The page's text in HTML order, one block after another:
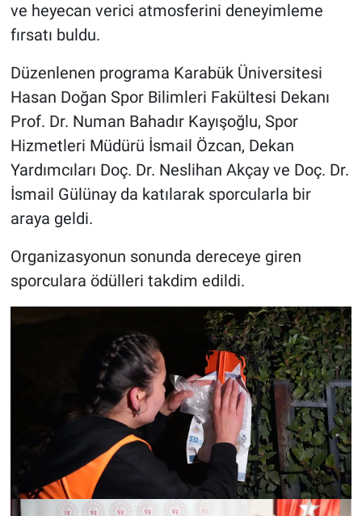
ve heyecan verici atmosferini deneyimleme
fırsatı buldu.
Düzenlenen programa Karabük Üniversitesi
Hasan Doğan Spor Bilimleri Fakültesi Dekanı
Prof. Dr. Numan Bahadır Kayışoğlu, Spor
Hizmetleri Müdürü İsmail Özcan, Dekan
Yardımcıları Doç. Dr. Neslihan Akçay ve Doç. Dr.
İsmail Gülünay da katılarak sporcularla bir
araya geldi.
Organizasyonun sonunda dereceye giren
sporculara ödülleri takdim edildi.